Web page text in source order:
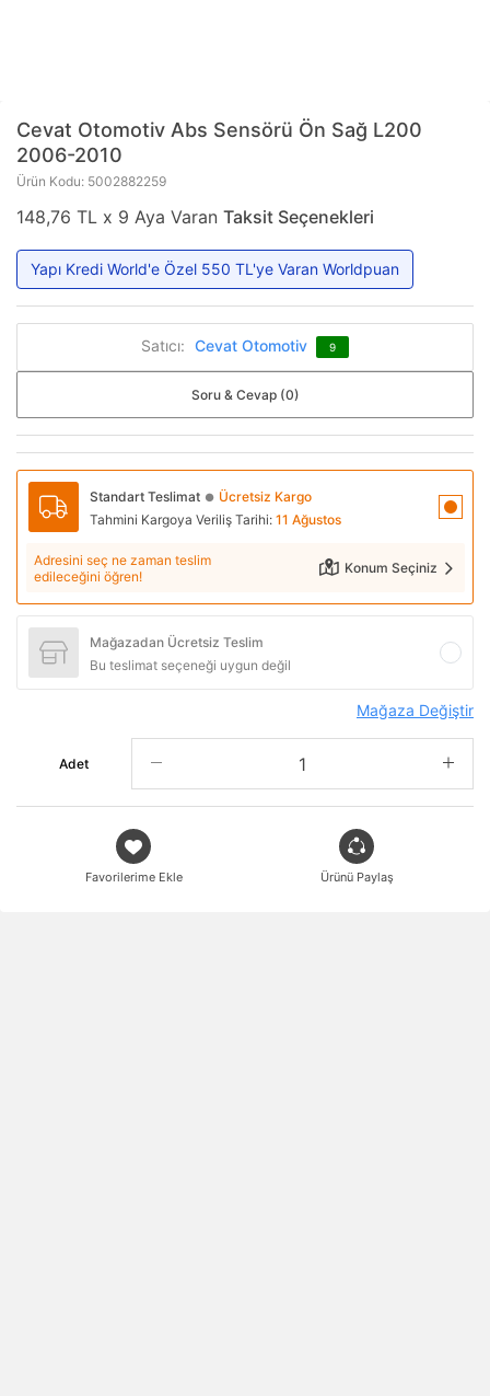
Cevat Otomotiv Abs Sensörü Ön Sağ L200
2006-2010
Ürün Kodu: 5002882259
148,76 TL x 9 Aya Varan Taksit Seçenekleri
Yapı Kredi World'e Özel 550 TL'ye Varan Worldpuan
Satıcı: Cevat Otomotiv 9
Soru & Cevap (0)
Standart Teslimat ● Ücretsiz Kargo
Tahmini Kargoya Veriliş Tarihi: 11 Ağustos
Adresini seç ne zaman teslim
edileceğini öğren!
Konum Seçiniz
Mağazadan Ücretsiz Teslim
Bu teslimat seçeneği uygun değil
Mağaza Değiştir
Adet
Favorilerime Ekle Ürünü Paylaş